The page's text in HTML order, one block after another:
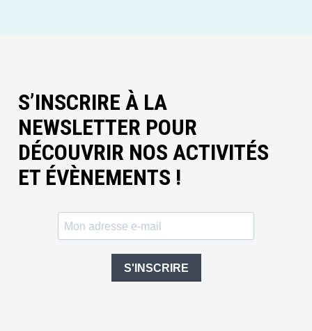
S’INSCRIRE À LA
NEWSLETTER POUR
DÉCOUVRIR NOS ACTIVITÉS
ET ÉVÈNEMENTS !
S'INSCRIRE